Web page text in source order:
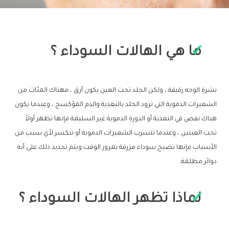
ما هي الهالات السوداء ؟
بشرة الوجه رقيقة ، ولكن الجلد تحت العين يكون أرق ، فهناك المئات من
الشعيرات الدموية التي تزود الجلد بالتغذية والدم المؤكسج ، وعندما يكون
هناك نقص في التغذية أو الدورة الدموية غير السليمة فإنها تظهر أولاً
تحت العينين ، وعندما تتسرب الشعيرات الدموية أو تنكسر لأي سبب من
الأسباب فإنها تصبح سوداء مزرقة بمرور الوقت ويتم تحديد ذلك على أنه
دوائر مظلمة.
لماذا تظهر الهالات السوداء ؟